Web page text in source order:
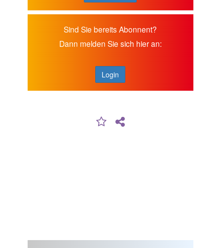
Sind Sie bereits Abonnent?
Dann melden Sie sich hier an:
Login